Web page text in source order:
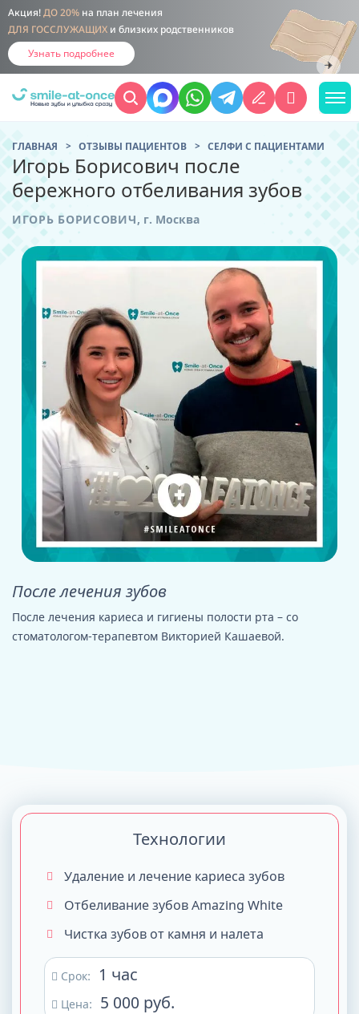
Акция! ДО 20% на план лечения
ДЛЯ ГОССЛУЖАЩИХ и близких родственников
Узнать подробнее
ГЛАВНАЯ ОТЗЫВЫ ПАЦИЕНТОВ CЕЛФИ С ПАЦИЕНТАМИ
Игорь Борисович после
бережного отбеливания зубов
ИГОРЬ БОРИСОВИЧ, г. Москва
После лечения зубов
После лечения кариеса и гигиены полости рта – со
стоматологом-терапевтом Викторией Кашаевой.
Технологии
Удаление и лечение кариеса зубов
Отбеливание зубов Amazing White
Чистка зубов от камня и налета
Срок: 1 час
Цена: 5 000 руб.